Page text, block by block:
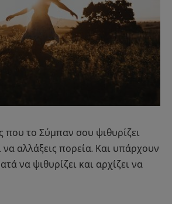
που το Σύμπαν σου ψιθυρίζει
αλλάξεις πορεία. Και υπάρχουν
να ψιθυρίζει και αρχίζει να